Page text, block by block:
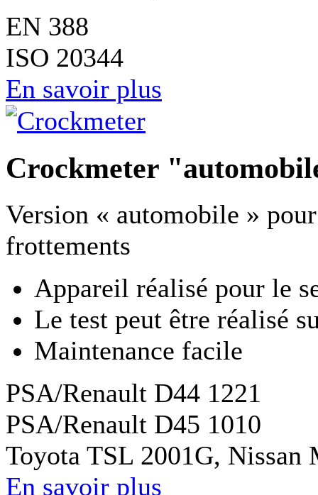
EN 388
ISO 20344
En savoir plus
Crockmeter
Version « automobile »
frottements
Appareil réalisé pour le
Le test peut être réalisé
Maintenance facile
PSA/Renault D44 1221
PSA/Renault D45 1010
Toyota TSL 2001G, Nissan
En savoir plus